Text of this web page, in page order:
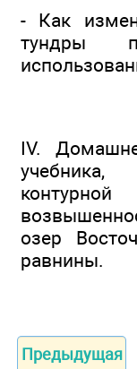
- Как
тундры
IV.
озер
равнины.
Предыдущая